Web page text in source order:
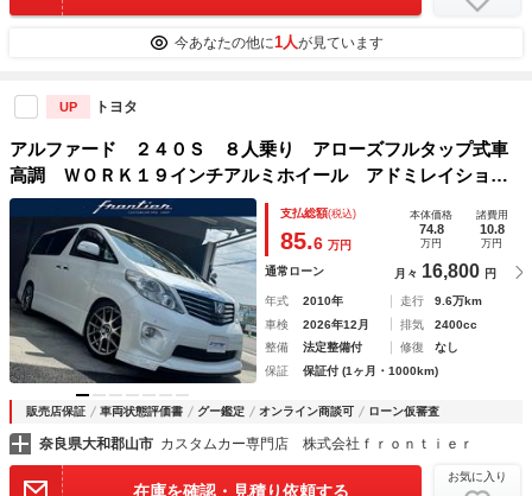
今あなたの他に1人が見ています
UP トヨタ
アルファード ２４０Ｓ ８人乗り アローズフルタップ式車
高調 ＷＯＲＫ１９インチアルミホイール アドミレイション
フロントエアロ スモークテールカバー 両側パワースライド
ドア ナビＴＶ フリップダウンリアモニター
支払総額(税込)
85.6 万円
本体価格
74.8
万円
諸費用
10.8
万円
通常ローン 月々 16,800 円
年式 2010年 走行
9.6万km
車検
2026年12月 排気
2400cc
整備
法定整備付 修復
なし
保証
保証付 (1ヶ月・1000km)
販売店保証 車両状態評価書 グー鑑定 オンライン商談可 ローン仮審査
奈良県大和郡山市 カスタムカー専門店 株式会社ｆｒｏｎｔｉｅｒ
在庫を確認・見積り依頼する
お気に入り